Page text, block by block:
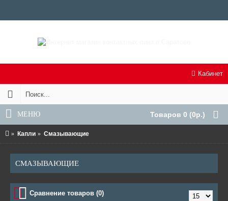
Товаров 0 (0р.)
Кабинет
МЕНЮ
Капли Смазывающие
СМАЗЫВАЮЩИЕ
Сравнение товаров (0)